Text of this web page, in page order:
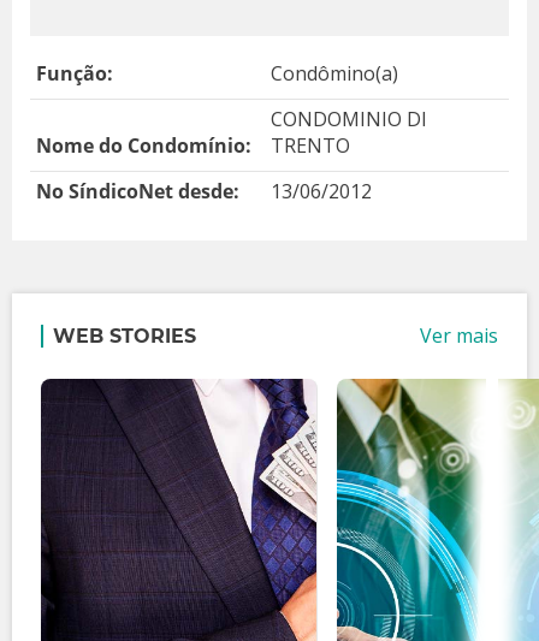
Função: Condômino(a)
Nome do Condomínio:
CONDOMINIO DI
TRENTO
No SíndicoNet desde:
13/06/2012
WEB STORIES Ver mais